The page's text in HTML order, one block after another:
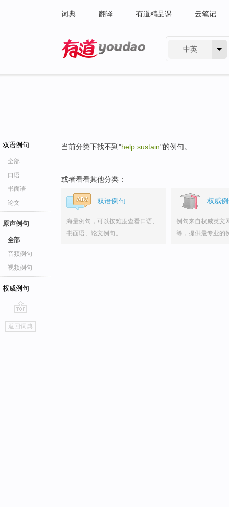
词典 翻译 有道精品课 云笔记
中英
双语例句
全部
口语
书面语
论文
原声例句
全部
音频例句
视频例句
权威例句
go
top
返回词典
当前分类下找不到"help sustain"的例句。
或者看看其他分类：
双语例句
海量例句，可以按难度查看口语、
书面语、论文例句。
权威
例句来自权威英文
等，提供最专业的